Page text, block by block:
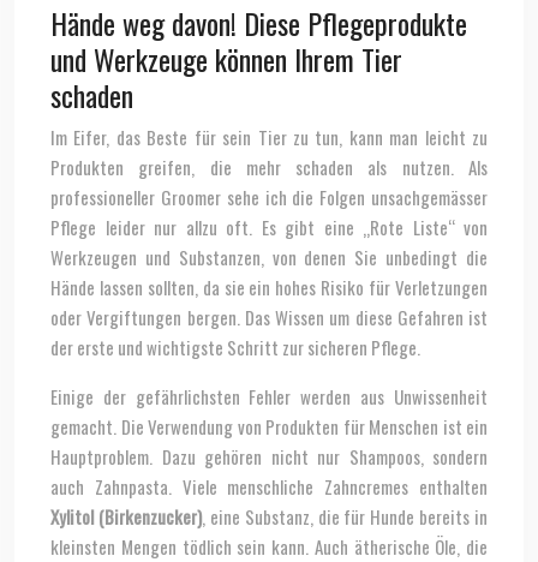
Hände weg davon! Diese Pflegeprodukte
und Werkzeuge können Ihrem Tier
schaden
Im Eifer, das Beste für sein Tier zu tun, kann man leicht zu
Produkten greifen, die mehr schaden als nutzen. Als
professioneller Groomer sehe ich die Folgen unsachgemässer
Pflege leider nur allzu oft. Es gibt eine „Rote Liste“ von
Werkzeugen und Substanzen, von denen Sie unbedingt die
Hände lassen sollten, da sie ein hohes Risiko für Verletzungen
oder Vergiftungen bergen. Das Wissen um diese Gefahren ist
der erste und wichtigste Schritt zur sicheren Pflege.
Einige der gefährlichsten Fehler werden aus Unwissenheit
gemacht. Die Verwendung von Produkten für Menschen ist ein
Hauptproblem. Dazu gehören nicht nur Shampoos, sondern
auch Zahnpasta. Viele menschliche Zahncremes enthalten
Xylitol (Birkenzucker), eine Substanz, die für Hunde bereits in
kleinsten Mengen tödlich sein kann. Auch ätherische Öle, die